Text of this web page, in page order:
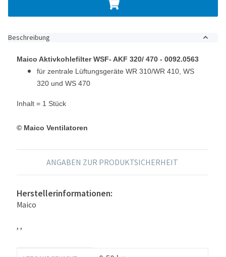
Beschreibung
Maico Aktivkohlefilter WSF- AKF 320/ 470 - 0092.0563
für zentrale Lüftungsgeräte WR 310/WR 410, WS
320 und WS 470
Inhalt = 1 Stück
© Maico Ventilatoren
ANGABEN ZUR PRODUKTSICHERHEIT
Herstellerinformationen:
Maico
, ,